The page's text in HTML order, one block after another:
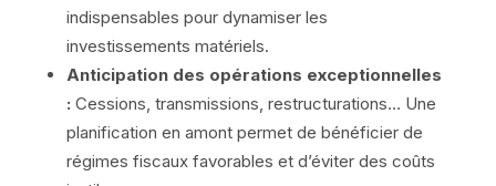
indispensables pour dynamiser les
investissements matériels.
Anticipation des opérations exceptionnelles
: Cessions, transmissions, restructurations… Une
planification en amont permet de bénéficier de
régimes fiscaux favorables et d’éviter des coûts